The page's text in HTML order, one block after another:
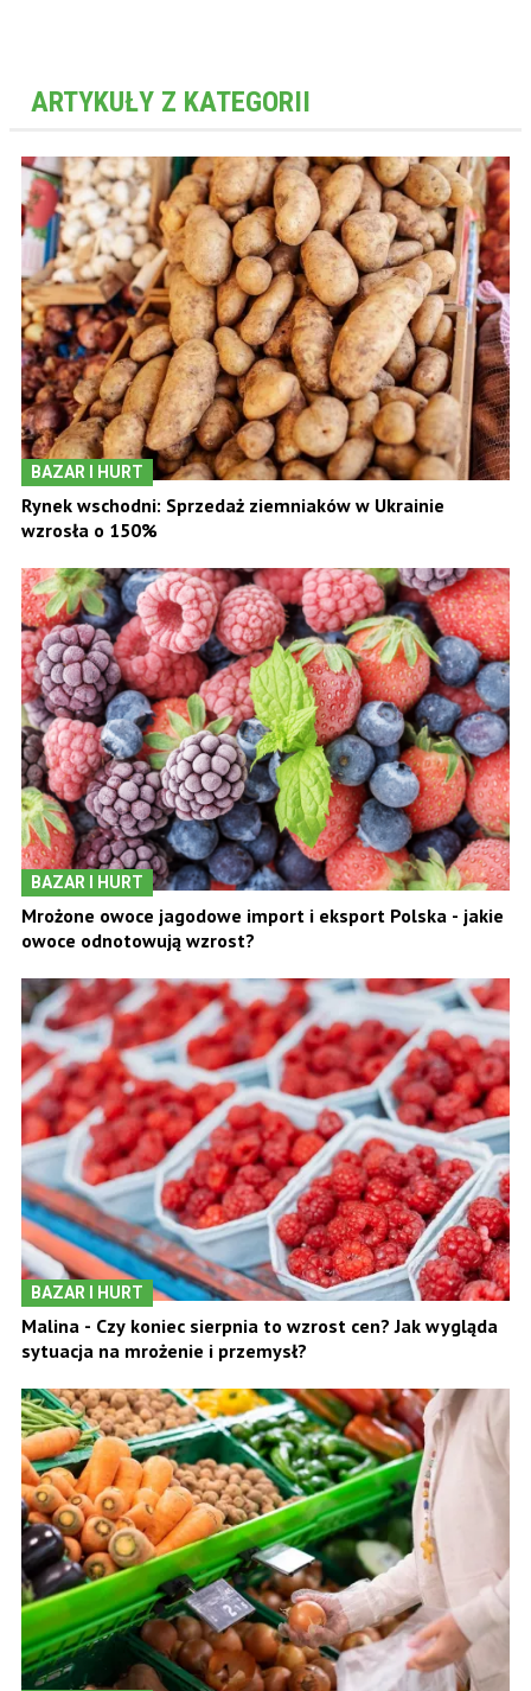
ARTYKUŁY Z KATEGORII
BAZAR I HURT
Rynek wschodni: Sprzedaż ziemniaków w Ukrainie
wzrosła o 150%
BAZAR I HURT
Mrożone owoce jagodowe import i eksport Polska - jakie
owoce odnotowują wzrost?
BAZAR I HURT
Malina - Czy koniec sierpnia to wzrost cen? Jak wygląda
sytuacja na mrożenie i przemysł?